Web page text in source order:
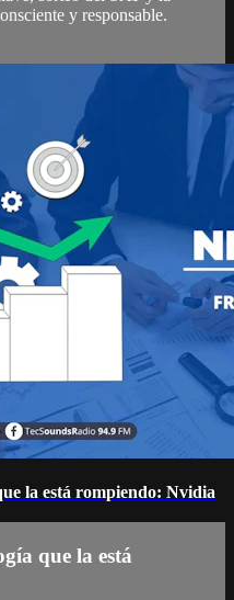
y responsable.
la está rompiendo: Nvidia
que la está